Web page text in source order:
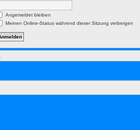
Angemeldet bleiben
Meinen Online-Status während dieser Sitzung verbergen